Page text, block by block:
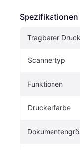
Spezifikationen
Tragbarer
Scannertyp
Funktionen
Druckerfarbe